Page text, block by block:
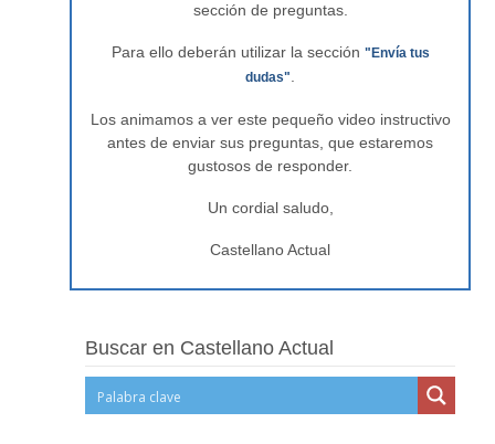
sección de preguntas.
Para ello deberán utilizar la sección "Envía tus
dudas"
Los animamos a ver este pequeño video instructivo
antes de enviar sus preguntas, que estaremos
gustosos de responder.
Un cordial saludo,
Castellano Actual
Buscar en Castellano Actual